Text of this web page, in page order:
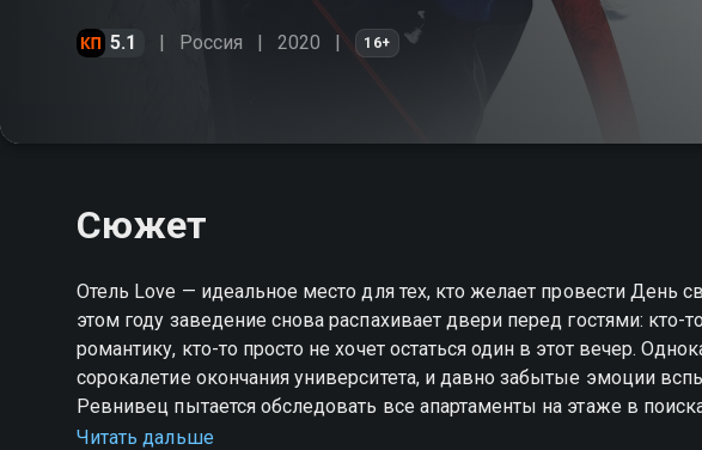
5.1 Россия 2020 16+
Сюжет
Отель Love — идеальное место для тех, кто желает провести День
этом году заведение снова распахивает двери перед гостями: кто-
романтику, кто-то просто не хочет остаться один в этот вечер.
сорокалетие окончания университета, и давно забытые эмоции
Ревнивец пытается обследовать все апартаменты на этаже в
вместе с обаятельной заказчицей организуют слежку, чтобы
Читать дальше